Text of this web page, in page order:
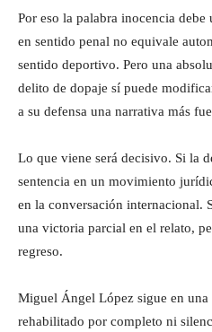
Por eso la palabra inocencia
en sentido penal no equivale
sentido deportivo. Pero una
delito de dopaje sí puede
a su defensa una narrativa más
Lo que viene será decisivo. Si la
sentencia en un movimiento
en la conversación internacional.
una victoria parcial en el relato,
regreso.
Miguel Ángel López sigue en
rehabilitado por completo ni